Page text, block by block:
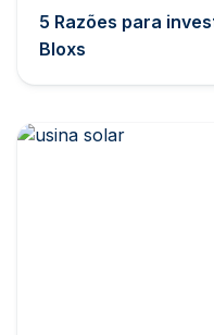
5 Razões para
Bloxs